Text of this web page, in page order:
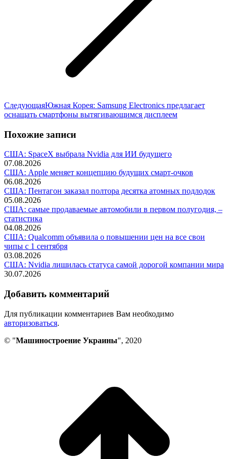
СледующаяСледующая
запись:
Южная Корея: Samsung Electronics предлагает
оснащать смартфоны вытягивающимся дисплеем
Похожие записи
США: SpaceX выбрала Nvidia для ИИ будущего
07.08.2026
США: Apple меняет концепцию будущих смарт-очков
06.08.2026
США: Пентагон заказал полтора десятка атомных подлодок
05.08.2026
США: самые продаваемые автомобили в первом полугодия, –
статистика
04.08.2026
США: Qualcomm объявила о повышении цен на все свои
чипы с 1 сентября
03.08.2026
США: Nvidia лишилась статуса самой дорогой компании мира
30.07.2026
Добавить комментарий
Для публикации комментариев Вам необходимо
авторизоваться.
© "Машиностроение Украины", 2020